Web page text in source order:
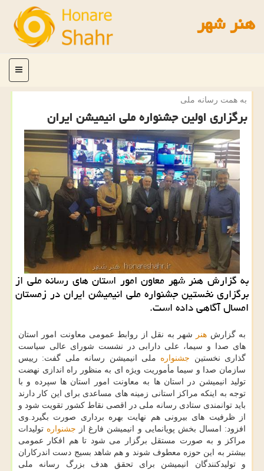
هنر شهر
منو
به همت رسانه ملی
برگزاری اولین جشنواره ملی انیمیشن ایران
به گزارش هنر شهر معاون امور استان های رسانه ملی از
برگزاری نخستین جشنواره ملی انیمیشن ایران در زمستان
امسال آگاهی داده است.
به گزارش هنر
شهر به نقل از روابط عمومی معاونت امور استان
های صدا و سیما، علی دارابی در نشست شورای عالی سیاست
گذاری نخستین جشنواره ملی انیمیشن رسانه ملی گفت: رییس
سازمان صدا و سیما مأموریت ویژه ای به منظور راه اندازی نهضت
تولید انیمیشن در استان ها به معاونت امور استان ها سپرده و با
توجه به اینكه مراكز استانی زمینه های مساعدی برای این كار دارند
باید توانمندی ستادی رسانه ملی در اقصی نقاط كشور تقویت شود و
از ظرفیت های بیرونی هم نهایت بهره برداری صورت بگیرد.وی
افزود: امسال بخش پویانمایی و انیمیشن فارغ از جشنواره تولیدات
مراكز و به صورت مستقل برگزار می شود تا هم افكار عمومی
بیشتر به این حوزه معطوف شوند و هم شاهد بسیج دست اندركاران
و تولیدكنندگان انیمیشن برای تحقق هدف بزرگ رسانه ملی